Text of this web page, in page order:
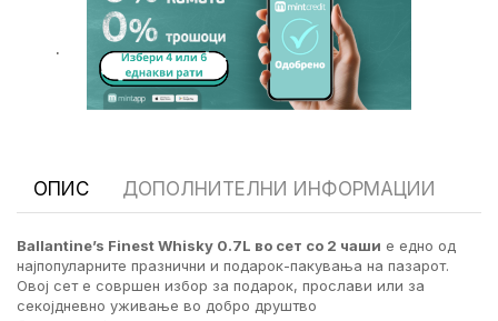
.
ОПИС ДОПОЛНИТЕЛНИ ИНФОРМАЦИИ
Ballantine’s Finest Whisky 0.7L во сет со 2 чаши е едно од
најпопуларните празнични и подарок-пакувања на пазарот.
Овој сет е совршен избор за подарок, прослави или за
секојдневно уживање во добро друштво